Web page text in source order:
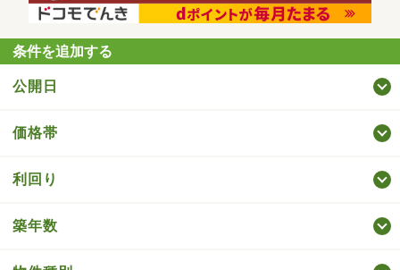
条件を追加する
公開日
価格帯
利回り
築年数